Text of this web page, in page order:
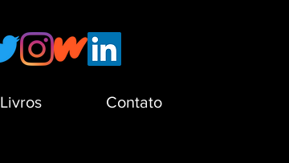
Livros Contato